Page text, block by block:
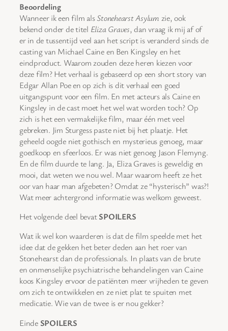
Beoordeling
Wanneer ik een film alsStonehearst Asylum zie, ook
bekend onder de titel Eliza Graves, dan vraag ik mij af of
er in de tussentijd veel aan het script is veranderd sinds de
casting van Michael Caine en Ben Kingsley en het
eindproduct. Waarom zouden deze heren kiezen voor
deze film? Het verhaal is gebaseerd op een short story van
Edgar Allan Poe en op zich is dit verhaal een goed
uitgangspunt voor een film. En met acteurs als Caine en
Kingsley in de cast moet het wel wat worden toch? Op
zich is het een vermakelijke film, maar één met veel
gebreken. Jim Sturgess paste niet bij het plaatje. Het
geheeld oogde niet gothisch en mysterieus genoeg, maar
goedkoop en sfeerloos. Er was niet genoeg Jason Flemyng.
En de film duurde te lang. Ja, Eliza Graves is geweldig en
mooi, dat weten we nou wel. Maar waarom heeft ze het
oor van haar man afgebeten? Omdat ze “hysterisch” was?!
Wat meer achtergrond informatie was welkom geweest.
Het volgende deel bevatSPOILERS
Wat ik wel kon waarderen is dat de film speelde met het
idee dat de gekken het beter deden aan het roer van
Stonehearst dan de professionals. In plaats van de brute
en onmenselijke psychiatrische behandelingen van Caine
koos Kingsley ervoor de patiënten meer vrijheden te geven
om zich te ontwikkelen en ze niet plat te spuiten met
medicatie. Wie van de twee is er nou gekker?
Einde SPOILERS